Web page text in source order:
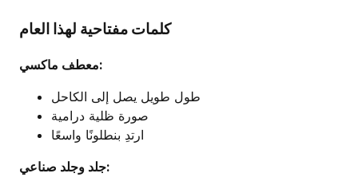
كلمات مفتاحية لهذا العام
معطف ماكسي:
طول طويل يصل إلى الكاحل
صورة ظلية درامية
ارتدِ بنطلونًا واسعًا
جلد وجلد صناعي: